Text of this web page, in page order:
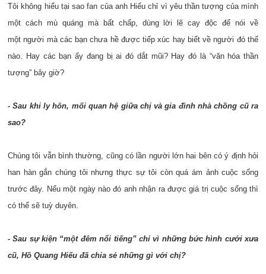
Tôi không hiểu tại sao fan của anh Hiếu chỉ vì yêu thần tượng của mình
một cách mù quáng mà bất chấp, dùng lời lẽ cay độc để nói về
một người mà các bạn chưa hề được tiếp xúc hay biết về người đó thế
nào. Hay các bạn ấy đang bị ai đó dắt mũi? Hay đó là “văn hóa thần
tượng” bây giờ?
- Sau khi ly hôn, mối quan hệ giữa chị và gia đình nhà chồng cũ ra
sao?
Chúng tôi vẫn bình thường, cũng có lần người lớn hai bên có ý định hỏi
han hàn gắn chúng tôi nhưng thực sự tôi còn quá ám ảnh cuộc sống
trước đây. Nếu một ngày nào đó anh nhận ra được giá trị cuộc sống thì
có thể sẽ tuỳ duyên.
- Sau sự kiện “một đêm nổi tiếng” chỉ vì những bức hình cưới xưa
cũ, Hồ Quang Hiếu đã chia sẻ những gì với chị?